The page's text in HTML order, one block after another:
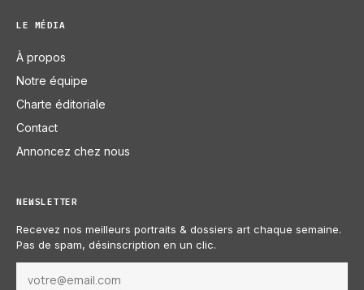
LE MÉDIA
À propos
Notre équipe
Charte éditoriale
Contact
Annoncez chez nous
NEWSLETTER
Recevez nos meilleurs portraits & dossiers art chaque semaine.
Pas de spam, désinscription en un clic.